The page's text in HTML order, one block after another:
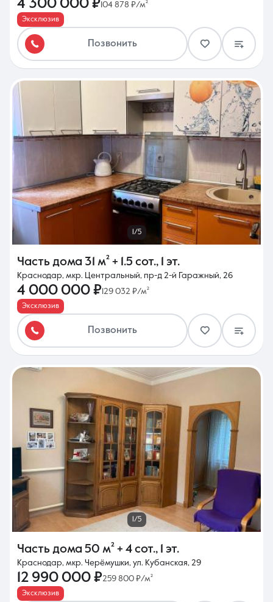
4 300 000 ₽ 104 878 ₽/м²
Эксклюзив
Позвонить
1/5
Часть дома 31 м² + 1.5 сот., 1 эт.
Краснодар, мкр. Центральный, пр-д 2-й Гаражный, 26
4 000 000 ₽ 129 032 ₽/м²
Эксклюзив
Позвонить
1/5
Часть дома 50 м² + 4 сот., 1 эт.
Краснодар, мкр. Черёмушки, ул. Кубанская, 29
12 990 000 ₽259 800 ₽/м²
Эксклюзив